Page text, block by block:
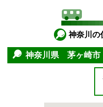
神奈川の
神奈川県 茅ヶ崎